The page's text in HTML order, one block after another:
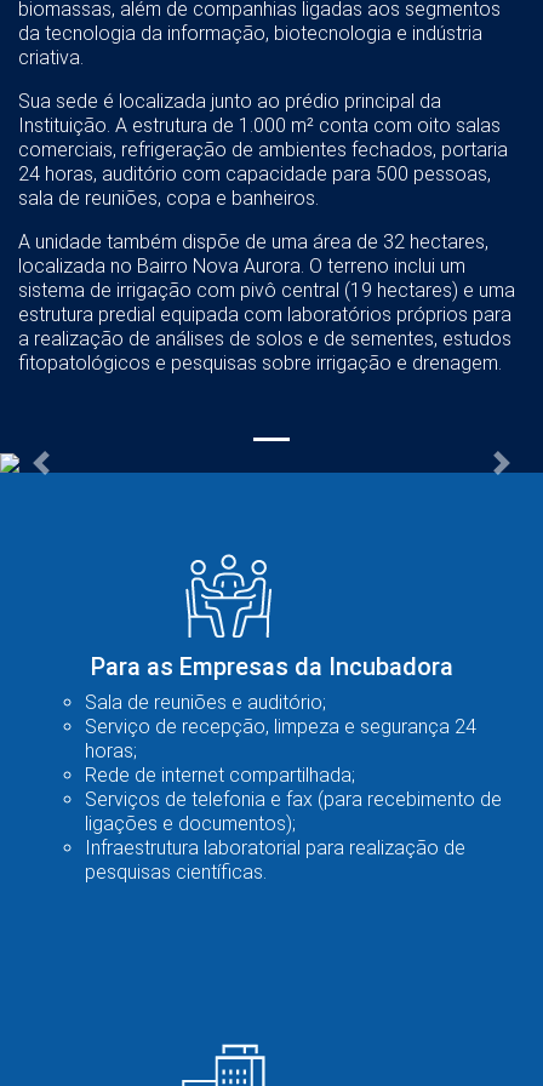
biomassas, além de companhias ligadas aos segmentos
da tecnologia da informação, biotecnologia e indústria
criativa.
Sua sede é localizada junto ao prédio principal da
Instituição. A estrutura de 1.000 m² conta com oito salas
comerciais, refrigeração de ambientes fechados, portaria
24 horas, auditório com capacidade para 500 pessoas,
sala de reuniões, copa e banheiros.
A unidade também dispõe de uma área de 32 hectares,
localizada no Bairro Nova Aurora. O terreno inclui um
sistema de irrigação com pivô central (19 hectares) e uma
estrutura predial equipada com laboratórios próprios para
a realização de análises de solos e de sementes, estudos
fitopatológicos e pesquisas sobre irrigação e drenagem.
Previous Next
Para as Empresas da Incubadora
Sala de reuniões e auditório;
Serviço de recepção, limpeza e segurança 24
horas;
Rede de internet compartilhada;
Serviços de telefonia e fax (para recebimento de
ligações e documentos);
Infraestrutura laboratorial para realização de
pesquisas científicas.